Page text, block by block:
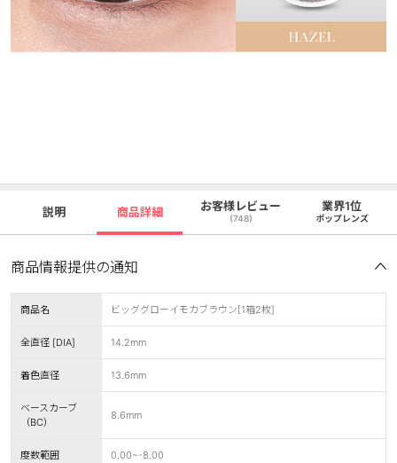
説明 商品詳細 お客様レビュー
(748)
業界1位
ポップレンズ
商品情報提供の通知
商品名 ビッググローイモカブラウン[1箱2枚]
全直径 [DIA] 14.2mm
着色直径 13.6mm
ベースカーブ
（BC）
8.6mm
度数範囲 0.00~-8.00